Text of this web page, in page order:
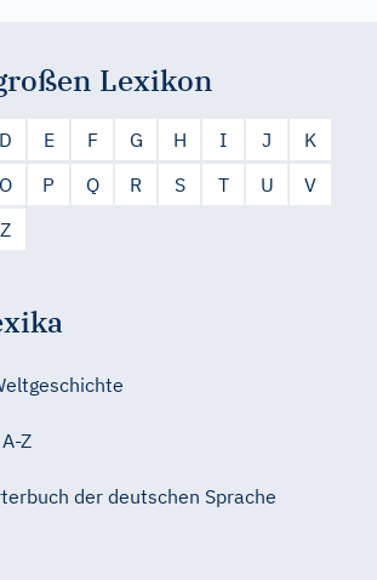
Lexikon
D E F G H I J
K
O P Q R S T U
V
Z
Z
der deutschen Sprache